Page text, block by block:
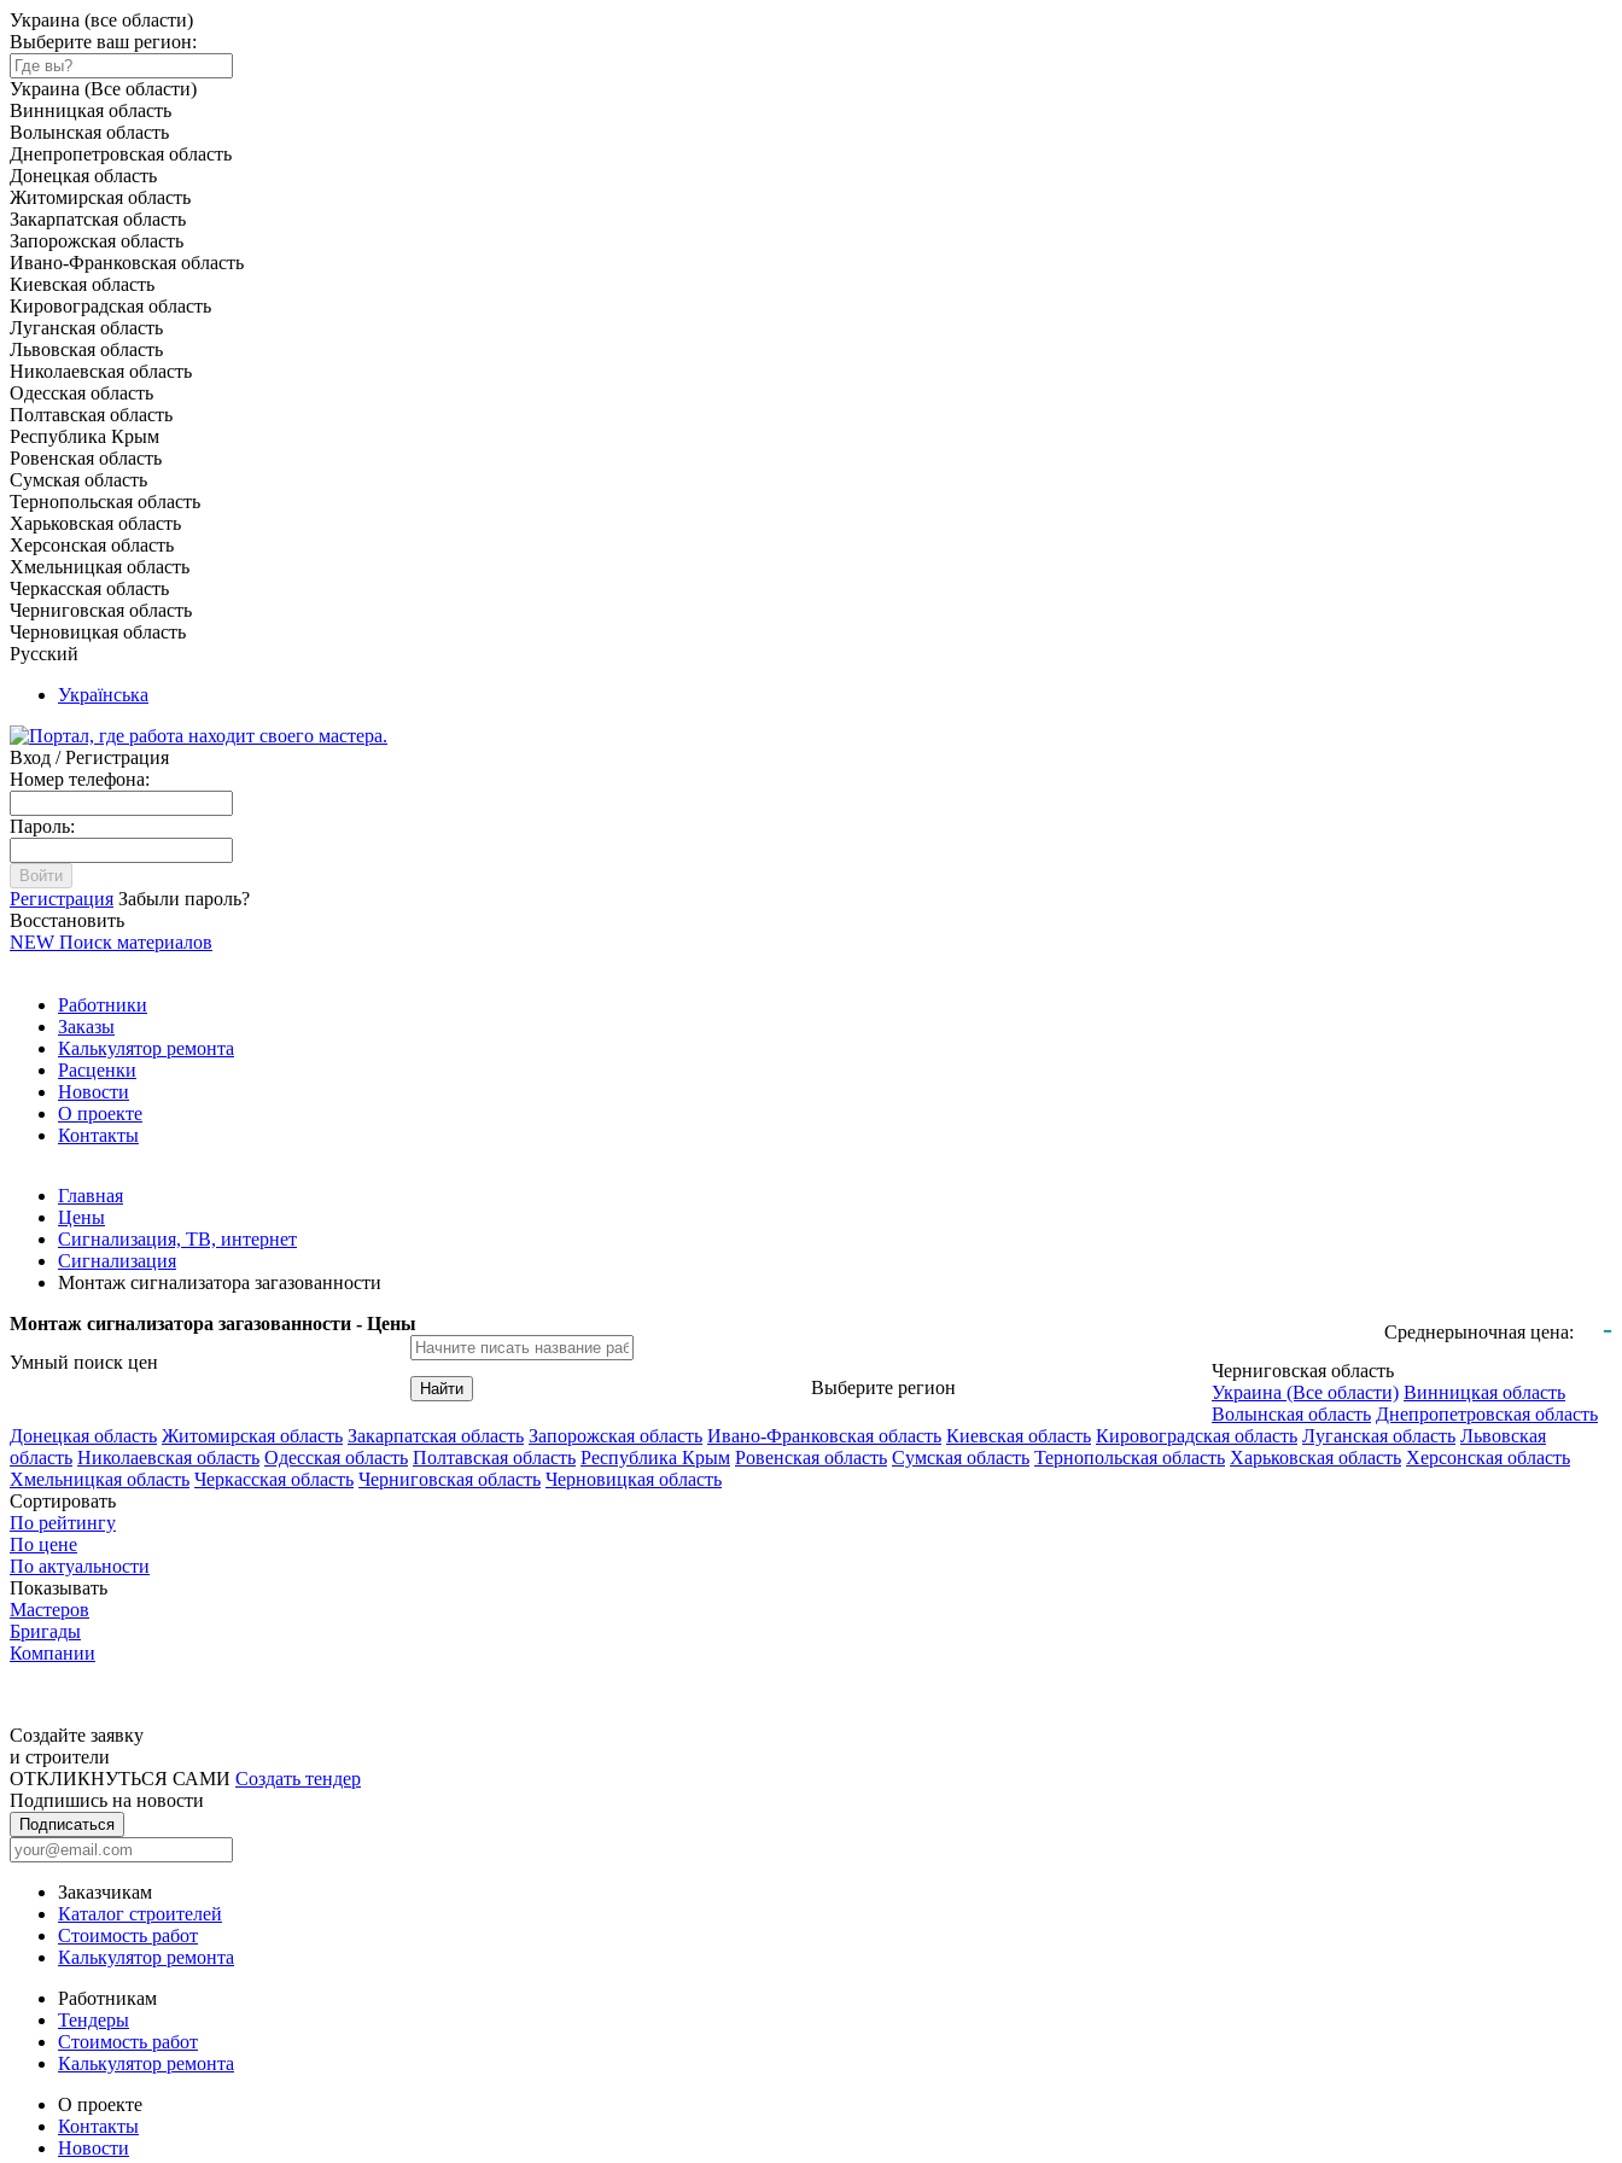
Украина (все области)
Выберите ваш регион:
Украина (Все области)
Винницкая область
Волынская область
Днепропетровская область
Донецкая область
Житомирская область
Закарпатская область
Запорожская область
Ивано-Франковская область
Киевская область
Кировоградская область
Луганская область
Львовская область
Николаевская область
Одесская область
Полтавская область
Республика Крым
Ровенская область
Сумская область
Тернопольская область
Харьковская область
Херсонская область
Хмельницкая область
Черкасская область
Черниговская область
Черновицкая область
Русский
Українська
Вход / Регистрация
Номер телефона:
Пароль:
Войти
Регистрация Забыли пароль?
Восстановить
NEW Поиск материалов
Работники
Заказы
Калькулятор ремонта
Расценки
Новости
О проекте
Контакты
Главная
Цены
Сигнализация, ТВ, интернет
Сигнализация
Монтаж сигнализатора загазованности
Монтаж сигнализатора загазованности - Цены
Среднерыночная цена: -
Умный поиск цен
Найти Выберите регион
Черниговская область
Украина (Все области) Винницкая область
Волынская область Днепропетровская область
Донецкая область Житомирская область Закарпатская область Запорожская область Ивано-Франковская область Киевская область Кировоградская область Луганская область Львовская
область Николаевская область Одесская область Полтавская область Республика Крым Ровенская область Сумская область Тернопольская область Харьковская область Херсонская область
Хмельницкая область Черкасская область Черниговская область Черновицкая область
Сортировать
По рейтингу
По цене
По актуальности
Показывать
Мастеров
Бригады
Компании
Создайте заявку
и строители
ОТКЛИКНУТЬСЯ САМИ Создать тендер
Подпишись на новости
Подписаться
Заказчикам
Каталог строителей
Стоимость работ
Калькулятор ремонта
Работникам
Тендеры
Стоимость работ
Калькулятор ремонта
О проекте
Контакты
Новости